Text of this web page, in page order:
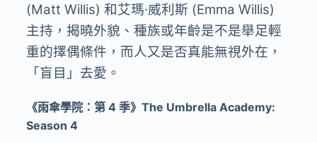
(Matt Willis) 和艾瑪·威利斯 (Emma Willis)
主持，揭曉外貌、種族或年齡是不是舉足輕
重的擇偶條件，而人又是否真能無視外在，
「盲目」去愛。
《雨傘學院：第 4 季》The Umbrella Academy:
Season 4